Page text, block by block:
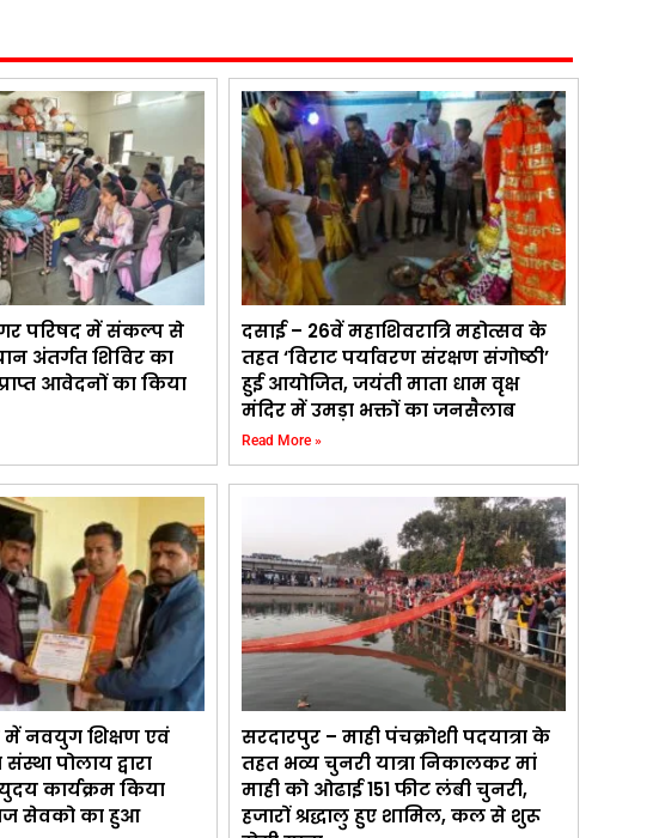
परिषद में संकल्प से
अंतर्गत शिविर का
आवेदनों का किया
दसाई – 26वें महाशिवरात्रि महोत्सव के
तहत ‘विराट पर्यावरण संरक्षण संगोष्ठी’
हुई आयोजित, जयंती माता धाम वृक्ष
मंदिर में उमड़ा भक्तों का जनसैलाब
Read More »
में नवयुग शिक्षण एवं
पोलाय द्वारा
कार्यक्रम किया
सेवको का हुआ
सरदारपुर – माही पंचक्रोशी पदयात्रा के
तहत भव्य चुनरी यात्रा निकालकर मां
माही को ओढाई 151 फीट लंबी चुनरी,
हजारों श्रद्धालु हुए शामिल, कल से शुरू